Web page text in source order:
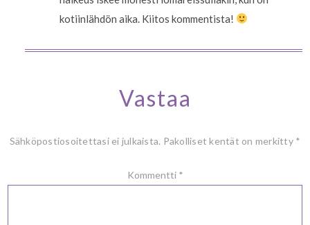
kotiinlähdön aika. Kiitos kommentista!
Vastaa
Sähköpostiosoitettasi ei julkaista. Pakolliset kentät on merkitty *
Kommentti *